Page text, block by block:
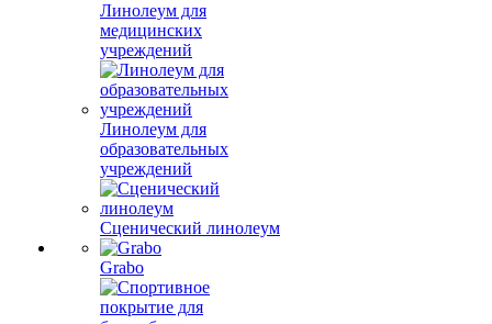
Линолеум для
медицинских
учреждений
Линолеум для
образовательных
учреждений
Сценический линолеум
Grabo